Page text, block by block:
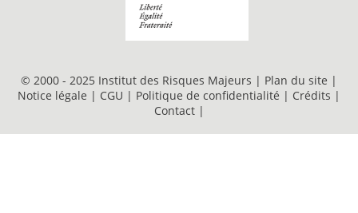
© 2000 - 2025 Institut des Risques Majeurs | Plan du site |
Notice légale | CGU | Politique de confidentialité | Crédits |
Contact |